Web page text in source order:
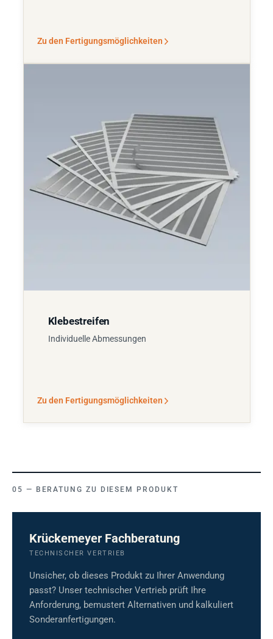
Zu den Fertigungsmöglichkeiten
Klebestreifen
Individuelle Abmessungen
Zu den Fertigungsmöglichkeiten
BERATUNG ZU DIESEM PRODUKT
Krückemeyer Fachberatung
TECHNISCHER VERTRIEB
Unsicher, ob dieses Produkt zu Ihrer Anwendung
passt? Unser technischer Vertrieb prüft Ihre
Anforderung, bemustert Alternativen und kalkuliert
Sonderanfertigungen.